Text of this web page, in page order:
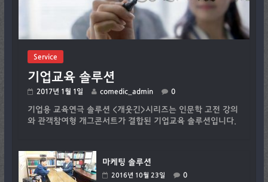
Service
기업교육 솔루션
2017년 1월 1일 comedic_admin 0
기업용 교육연극 솔루션 <개웃긴>시리즈는 인문학 고전 강의
와 관객참여형 개그콘서트가 결합된 기업교육 솔루션입니다.
마케팅 솔루션
2016년 10월 23일 0